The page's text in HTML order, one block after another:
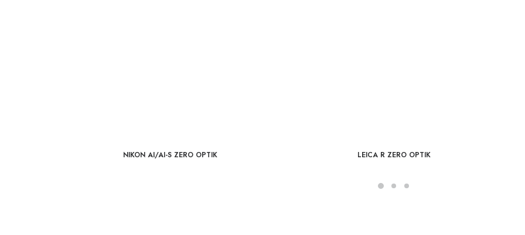
NIKON AI/AI-S ZERO OPTIK LEICA R ZERO OPTIK